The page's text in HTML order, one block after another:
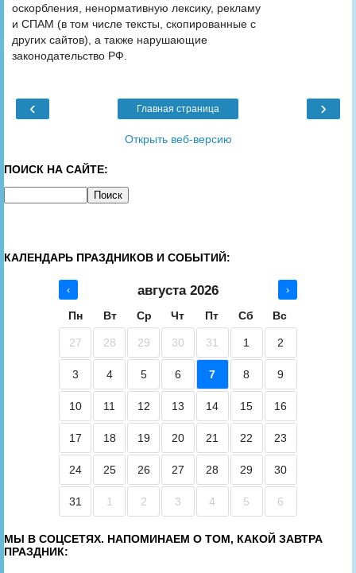
оскорбления, ненормативную лексику, рекламу
и СПАМ (в том числе тексты, скопированные с
других сайтов), а также нарушающие
законодательство РФ.
‹ ›
Главная страница
Открыть веб-версию
ПОИСК НА САЙТЕ:
КАЛЕНДАРЬ ПРАЗДНИКОВ И СОБЫТИЙ:
‹ августа 2026 ›
Пн Вт Ср Чт Пт Сб Вс
27 28 29 30 31 1 2
3 4 5 6 7 8 9
10 11 12 13 14 15 16
17 18 19 20 21 22 23
24 25 26 27 28 29 30
31 1 2 3 4 5 6
МЫ В СОЦСЕТЯХ. НАПОМИНАЕМ О ТОМ, КАКОЙ ЗАВТРА
ПРАЗДНИК: